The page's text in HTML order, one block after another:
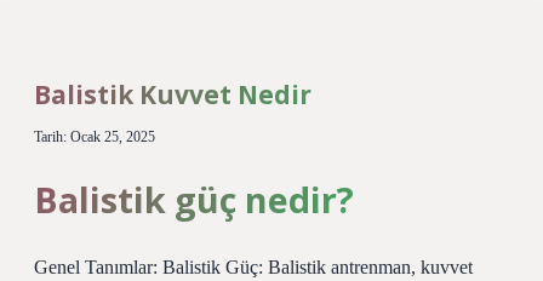
Balistik Kuvvet Nedir
Tarih: Ocak 25, 2025
Balistik güç nedir?
Genel Tanımlar: Balistik Güç: Balistik antrenman, kuvvet